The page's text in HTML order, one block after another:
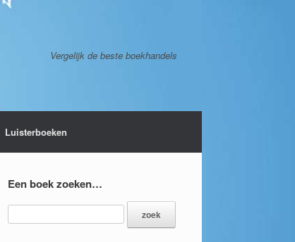
Vergelijk de beste boekhandels
Luisterboeken
Een boek zoeken…